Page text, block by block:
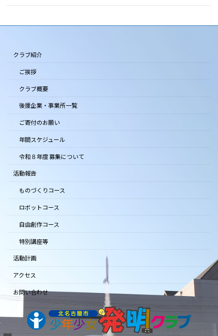
クラブ紹介
ご挨拶
クラブ概要
後援企業・事業所一覧
ご寄付のお願い
年間スケジュール
令和８年度 募集について
活動報告
ものづくりコース
ロボットコース
自由創作コース
特別講座等
活動計画
アクセス
お問い合わせ